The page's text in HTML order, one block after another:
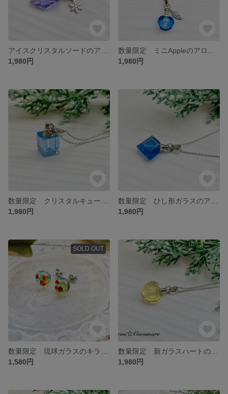
1,980円
1,980円
1,980円
1,980円
SOLD OUT
1,580円
1,980円